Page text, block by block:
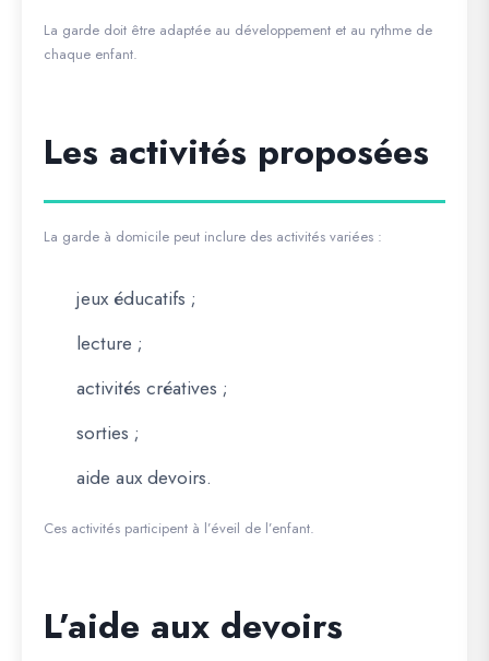
La garde doit être adaptée au développement et au rythme de
chaque enfant.
Les activités proposées
La garde à domicile peut inclure des activités variées :
jeux éducatifs ;
lecture ;
activités créatives ;
sorties ;
aide aux devoirs.
Ces activités participent à l’éveil de l’enfant.
L’aide aux devoirs